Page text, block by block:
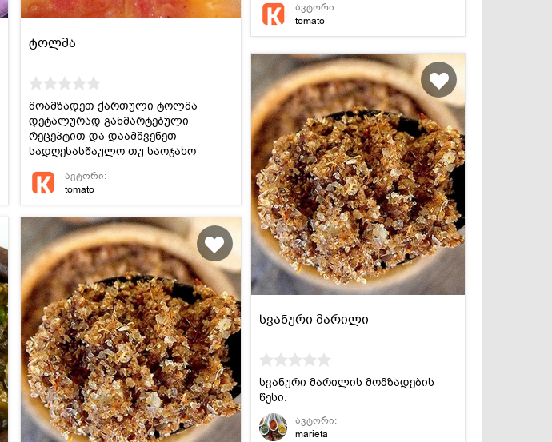
ტოლმა
მოამზადეთ ქართული ტოლმა
დეტალურად განმარტებული
რეცეპტით და დაამშვენეთ
სადღესასწაულო თუ საოჯახო
ავტორი:
tomato
ავტორი:
tomato
სვანური მარილი
სვანური მარილის მომზადების
წესი.
ავტორი:
marieta